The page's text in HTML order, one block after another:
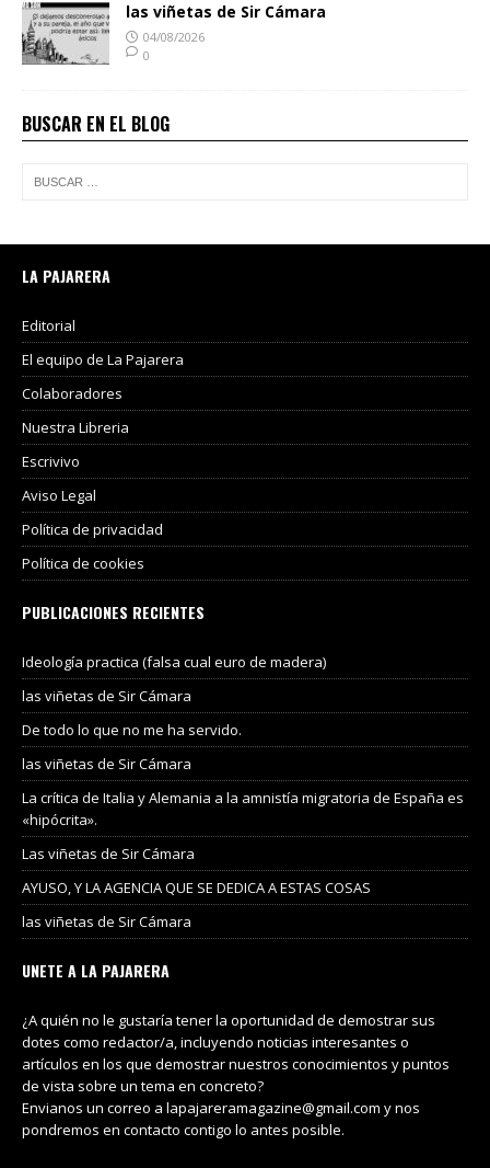
las viñetas de Sir Cámara
04/08/2026
0
BUSCAR EN EL BLOG
LA PAJARERA
Editorial
El equipo de La Pajarera
Colaboradores
Nuestra Libreria
Escrivivo
Aviso Legal
Política de privacidad
Política de cookies
PUBLICACIONES RECIENTES
Ideología practica (falsa cual euro de madera)
las viñetas de Sir Cámara
De todo lo que no me ha servido.
las viñetas de Sir Cámara
La crítica de Italia y Alemania a la amnistía migratoria de España es
«hipócrita».
Las viñetas de Sir Cámara
AYUSO, Y LA AGENCIA QUE SE DEDICA A ESTAS COSAS
las viñetas de Sir Cámara
UNETE A LA PAJARERA
¿A quién no le gustaría tener la oportunidad de demostrar sus
dotes como redactor/a, incluyendo noticias interesantes o
artículos en los que demostrar nuestros conocimientos y puntos
de vista sobre un tema en concreto?
Envianos un correo a lapajareramagazine@gmail.com y nos
pondremos en contacto contigo lo antes posible.